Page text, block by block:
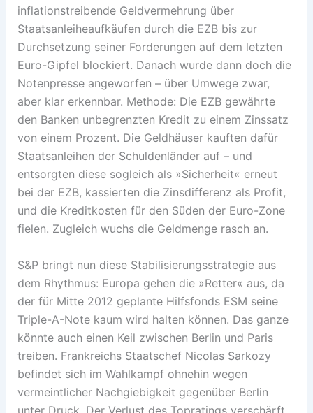
inflationstreibende Geldvermehrung über
Staatsanleiheaufkäufen durch die EZB bis zur
Durchsetzung seiner Forderungen auf dem letzten
Euro-Gipfel blockiert. Danach wurde dann doch die
Notenpresse angeworfen – über Umwege zwar,
aber klar erkennbar. Methode: Die EZB gewährte
den Banken unbegrenzten Kredit zu einem Zinssatz
von einem Prozent. Die Geldhäuser kauften dafür
Staatsanleihen der Schuldenländer auf – und
entsorgten diese sogleich als »Sicherheit« erneut
bei der EZB, kassierten die Zinsdifferenz als Profit,
und die Kreditkosten für den Süden der Euro-Zone
fielen. Zugleich wuchs die Geldmenge rasch an.
S&P bringt nun diese Stabilisierungsstrategie aus
dem Rhythmus: Europa gehen die »Retter« aus, da
der für Mitte 2012 geplante Hilfsfonds ESM seine
Triple-A-Note kaum wird halten können. Das ganze
könnte auch einen Keil zwischen Berlin und Paris
treiben. Frankreichs Staatschef Nicolas Sarkozy
befindet sich im Wahlkampf ohnehin wegen
vermeintlicher Nachgiebigkeit gegenüber Berlin
unter Druck. Der Verlust des Topratings verschärft